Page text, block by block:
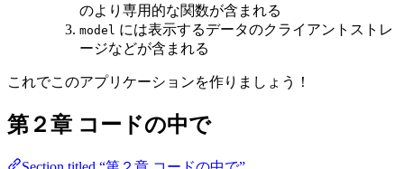
のより専用的な関数が含まれる
model には表示するデータのクライアントストレ
ージなどが含まれる
これでこのアプリケーションを作りましょう！
第２章 コードの中で